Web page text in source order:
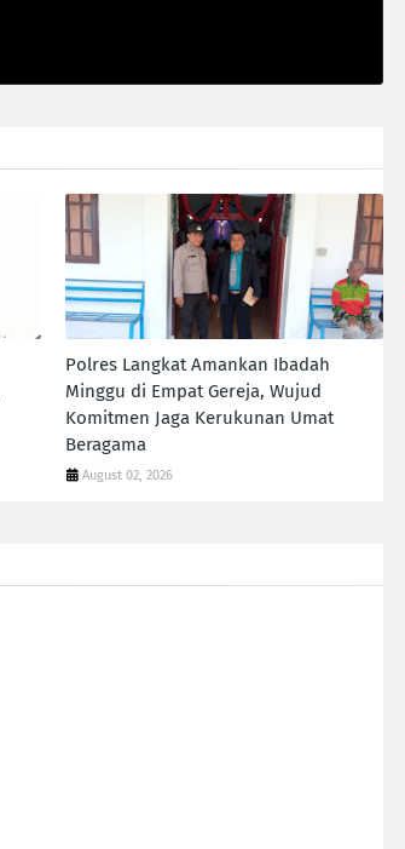
Polres Langkat Amankan Ibadah
Minggu di Empat Gereja, Wujud
Komitmen Jaga Kerukunan Umat
Beragama
August 02, 2026